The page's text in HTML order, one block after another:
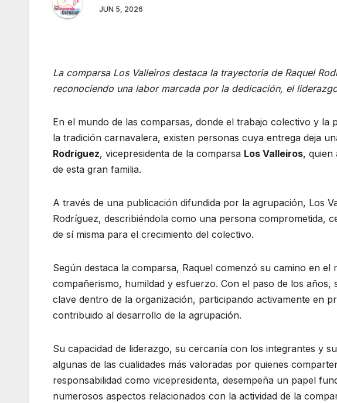
JUN 5, 2026
La comparsa Los Valleiros destaca la trayectoria de Raquel
reconociendo una labor marcada por la dedicación, el
En el mundo de las comparsas, donde el trabajo colectivo y la
la tradición carnavalera, existen personas cuya entrega deja
Rodríguez, vicepresidenta de la comparsa Los Valleiros, quien
de esta gran familia.
A través de una publicación difundida por la agrupación, Los
Rodríguez, describiéndola como una persona comprometida,
de sí misma para el crecimiento del colectivo.
Según destaca la comparsa, Raquel comenzó su camino en
compañerismo, humildad y esfuerzo. Con el paso de los
clave dentro de la organización, participando activamente en
contribuido al desarrollo de la agrupación.
Su capacidad de liderazgo, su cercanía con los integrantes y
algunas de las cualidades más valoradas por quienes
responsabilidad como vicepresidenta, desempeña un papel
numerosos aspectos relacionados con la actividad de la